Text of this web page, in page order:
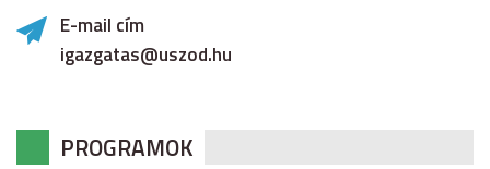
E-mail cím
igazgatas@uszod.hu
PROGRAMOK